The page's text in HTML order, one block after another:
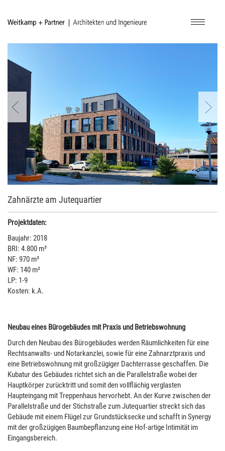
Zahnärzte am Jutequartier
Projektdaten:
Baujahr: 2018
BRI: 4.800 m³
NF: 970 m³
WF: 140 m²
LP: 1-9
Kosten: k.A.
Neubau eines Bürogebäudes mit Praxis und Betriebswohnung
Durch den Neubau des Bürogebäudes werden Räumlichkeiten für eine
Rechtsanwalts- und Notarkanzlei, sowie für eine Zahnarztpraxis und
eine Betriebswohnung mit großzügiger Dachterrasse geschaffen. Die
Kubatur des Gebäudes richtet sich an die Parallelstraße wobei der
Hauptkörper zurücktritt und somit den vollflächig verglasten
Haupteingang mit Treppenhaus hervorhebt. An der Kurve zwischen der
Parallelstraße und der Stichstraße zum Jutequartier streckt sich das
Gebäude mit einem Flügel zur Grundstücksecke und schafft in Synergy
mit der großzügigen Baumbepflanzung eine Hof-artige Intimität im
Eingangsbereich.